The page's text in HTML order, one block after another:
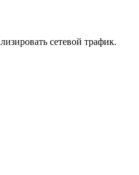
сетевой трафик.